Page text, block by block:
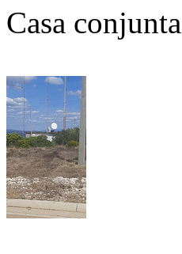
Casa